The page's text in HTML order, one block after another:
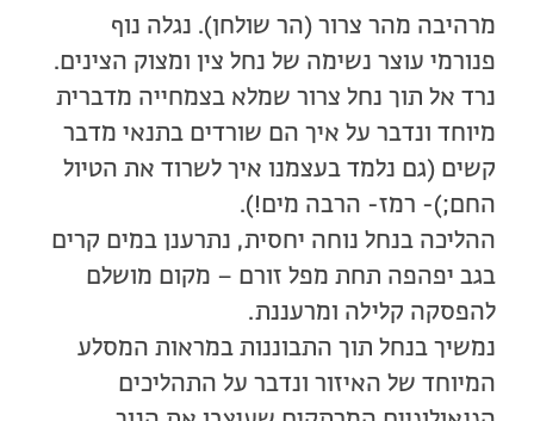
מרהיבה מהר צרור (הר שולחן). נגלה נוף
פנורמי עוצר נשימה של נחל צין ומצוק הצינים.
נרד אל תוך נחל צרור שמלא בצמחייה מדברית
מיוחד ונדבר על איך הם שורדים בתנאי מדבר
קשים (גם נלמד בעצמנו איך לשרוד את הטיול
החם;)- רמז- הרבה מים!).
ההליכה בנחל נוחה יחסית, נתרענן במים קרים
בגב יפהפה תחת מפל זורם – מקום מושלם
להפסקה קלילה ומרעננת.
נמשיך בנחל תוך התבוננות במראות המסלע
המיוחד של האיזור ונדבר על התהליכים